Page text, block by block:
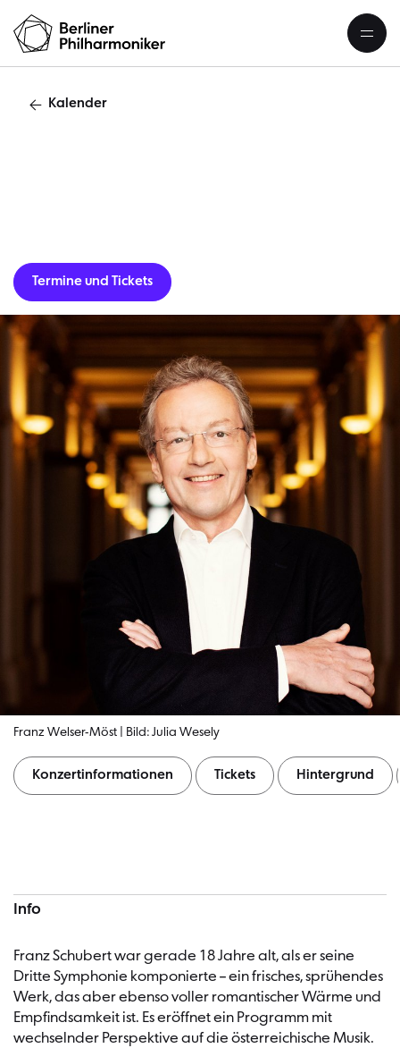
Kalender
Termine und Tickets
Franz Welser-Möst | Bild: Julia Wesely
Konzertinformationen Tickets Hintergrund
Info
Franz Schubert war gerade 18 Jahre alt, als er seine
Dritte Symphonie komponierte – ein frisches, sprühendes
Werk, das aber ebenso voller romantischer Wärme und
Empfindsamkeit ist. Es eröffnet ein Programm mit
wechselnder Perspektive auf die österreichische Musik.